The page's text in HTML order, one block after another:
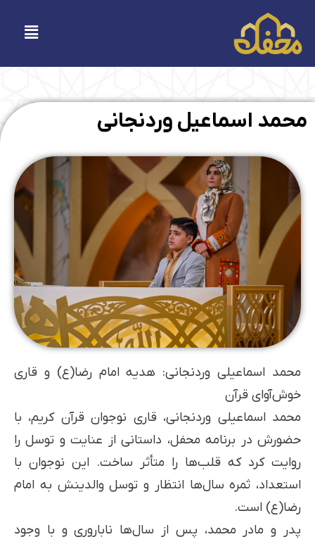
فهرست
محمد اسماعیل وردنجانی
محمد اسماعیلی وردنجانی: هدیه امام رضا(ع) و قاری
خوش‌آوای قرآن
محمد اسماعیلی وردنجانی، قاری نوجوان قرآن کریم، با
حضورش در برنامه محفل، داستانی از عنایت و توسل را
روایت کرد که قلب‌ها را متأثر ساخت. این نوجوان با
استعداد، ثمره سال‌ها انتظار و توسل والدینش به امام
رضا(ع) است.
پدر و مادر محمد، پس از سال‌ها ناباروری و با وجود